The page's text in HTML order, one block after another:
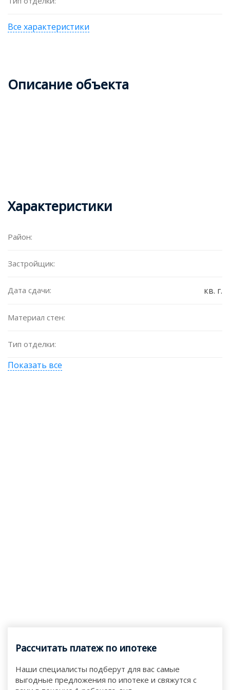
Все характеристики
Описание объекта
Характеристики
Район:
Застройщик:
Дата сдачи: кв. г.
Материал стен:
Тип отделки:
Показать все
Рассчитать платеж по ипотеке
Наши специалисты подберут для вас самые
выгодные предложения по ипотеке и свяжутся с